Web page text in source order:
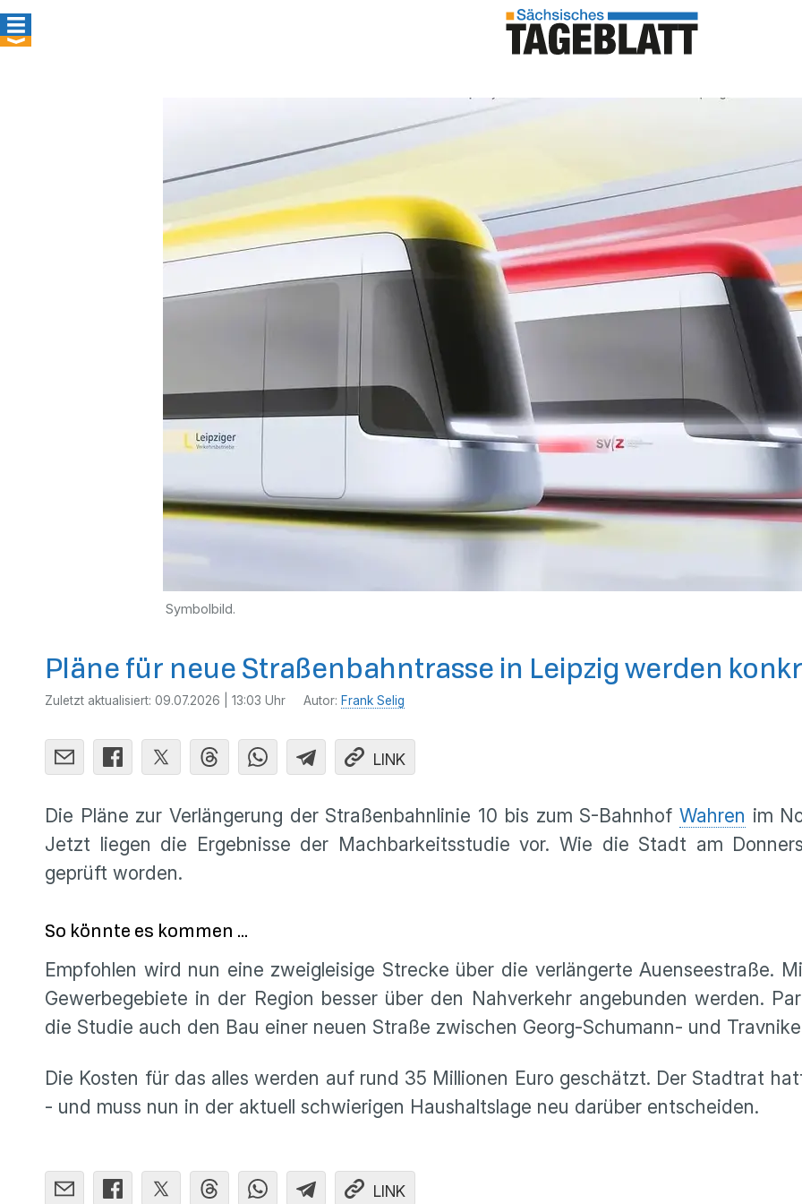
Symbolbild.
Pläne für neue Straßenbahntrasse in Leipzig werden
Zuletzt aktualisiert: 09.07.2026 | 13:03 Uhr Autor: Frank Selig
LINK
Die Pläne zur Verlängerung der Straßenbahnlinie 10 bis zum S-Bahnhof Wahren im
Jetzt liegen die Ergebnisse der Machbarkeitsstudie vor. Wie die Stadt am
geprüft worden.
So könnte es kommen …
Empfohlen wird nun eine zweigleisige Strecke über die verlängerte Auenseestraße.
Gewerbegebiete in der Region besser über den Nahverkehr angebunden werden.
die Studie auch den Bau einer neuen Straße zwischen Georg-Schumann- und
Die Kosten für das alles werden auf rund 35 Millionen Euro geschätzt. Der Stadtrat
- und muss nun in der aktuell schwierigen Haushaltslage neu darüber entscheiden.
LINK